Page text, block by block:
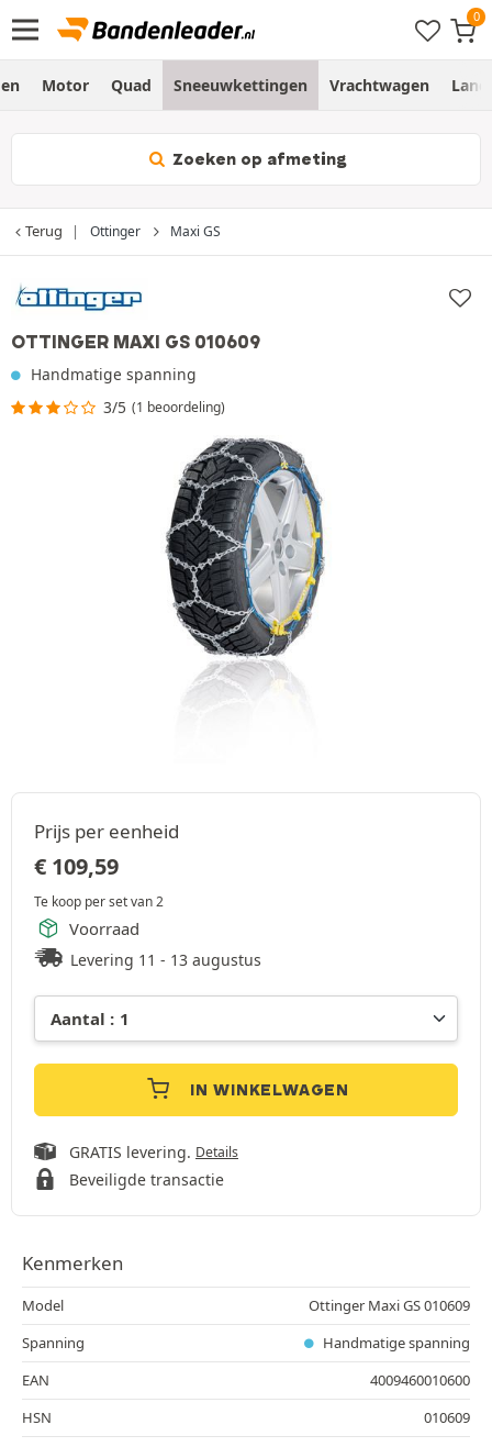
Motor Quad Sneeuwkettingen Vrachtwagen
Zoeken op afmeting
Terug Ottinger Maxi GS
OTTINGER MAXI GS 010609
Handmatige spanning
3/5 (1 beoordeling)
Prijs per eenheid
€ 109,59
Te koop per set van 2
Voorraad
Levering 11 - 13 augustus
IN WINKELWAGEN
GRATIS levering. Details
Beveiligde transactie
Kenmerken
Model
Ottinger Maxi GS 010609
Spanning
Handmatige spanning
EAN
4009460010600
HSN
010609